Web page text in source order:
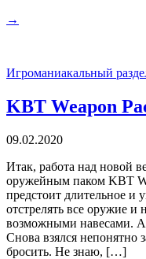
→
Игроманиакальный
KBT Weapon
09.02.2020
Итак, работа над новой
оружейным паком KBT
предстоит длительное и
отстрелять все оружие и
возможными навесами. А
Снова взялся непонятно
бросить. Не знаю, […]